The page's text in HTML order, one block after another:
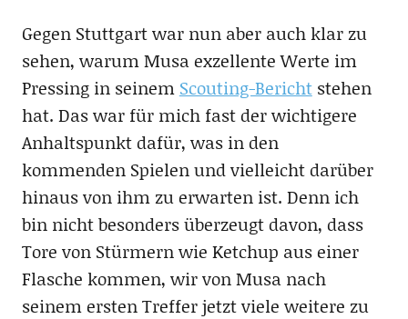
Gegen Stuttgart war nun aber auch klar zu
sehen, warum Musa exzellente Werte im
Pressing in seinem Scouting-Berichtstehen
hat. Das war für mich fast der wichtigere
Anhaltspunkt dafür, was in den
kommenden Spielen und vielleicht darüber
hinaus von ihm zu erwarten ist. Denn ich
bin nicht besonders überzeugt davon, dass
Tore von Stürmern wie Ketchup aus einer
Flasche kommen, wir von Musa nach
seinem ersten Treffer jetzt viele weitere zu